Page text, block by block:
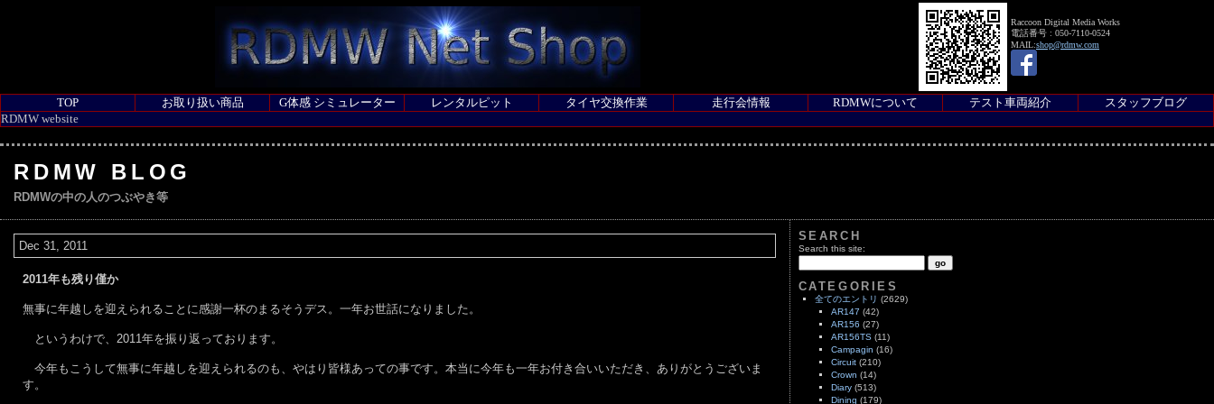
Raccoon Digital Media Works
電話番号 : 050-7110-0524
MAIL:shop@rdmw.com
TOP お取り扱い商品 G体感 シミュレーター レンタルピット タイヤ交換作業 走行会情報 RDMWについて テスト車両紹介
スタッフブログ
RDMW website
RDMW BLOG
RDMWの中の人のつぶやき等
Dec 31, 2011
2011年も残り僅か
無事に年越しを迎えられることに感謝一杯のまるそうデス。一年お世話になりました。
というわけで、2011年を振り返っております。
今年もこうして無事に年越しを迎えられるのも、やはり皆様あっての事です。本当に今年も一年お付き合いいただき、ありがとうございま
す。
SEARCH
Search this site:
CATEGORIES
全てのエントリ (2629)
AR147 (42)
AR156 (27)
AR156TS(11)
Campagin (16)
Circuit(210)
Crown (14)
Diary(513)
Dining (179)